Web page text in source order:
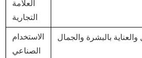
العلامة
التجارية
الاستخدام
الصناعي
بالبشرة والجمال